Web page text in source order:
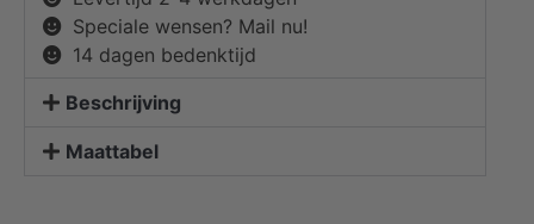
Speciale wensen? Mail nu!
14 dagen bedenktijd
Beschrijving
Maattabel